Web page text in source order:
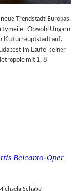
Trendstadt Europas.
Obwohl Ungarn
Kulturhauptstadt auf.
im Laufe seiner
mit 1, 8
Belcanto-Oper
Schabel